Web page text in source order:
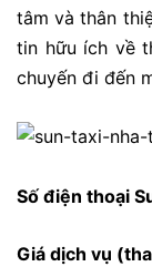
tâm và thân
tin hữu ích về
chuyến đi đến
Số điện thoại
Giá dịch vụ